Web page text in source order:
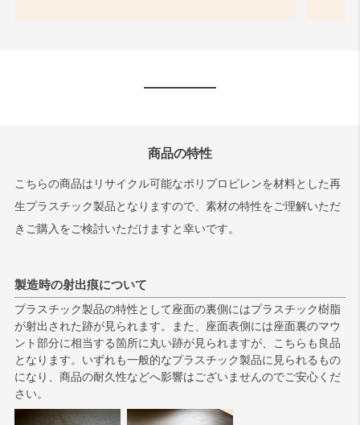
商品の特性
こちらの商品はリサイクル可能なポリプロピレンを材料とした再
生プラスチック製品となりますので、素材の特性をご理解いただ
きご購入をご検討いただけますと幸いです。
製造時の射出痕について
プラスチック製品の特性として座面の裏側にはプラスチック樹脂
が射出された跡が見られます。また、座面表側には座面裏のマウ
ント部分に相当する箇所に丸い跡が見られますが、こちらも良品
となります。いずれも一般的なプラスチック製品に見られるもの
になり、商品の耐久性などへ影響はございませんのでご安心くだ
さい。